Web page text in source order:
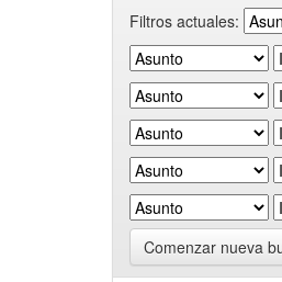
Filtros actuales:
Comenzar nueva